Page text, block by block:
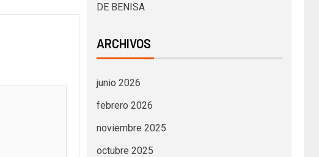
DE BENISA
ARCHIVOS
junio 2026
febrero 2026
noviembre 2025
octubre 2025